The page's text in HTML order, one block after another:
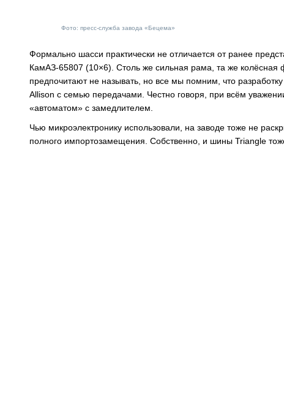
Фото: пресс-служба завода «Бецема»
Формально шасси практически не отличается от ранее
КамАЗ-65807 (10×6). Столь же сильная рама, та же
предпочитают не называть, но все мы помним, что
Allison с семью передачами. Честно говоря, при всём
«автоматом» с замедлителем.
Чью микроэлектронику использовали, на заводе тоже не
полного импортозамещения. Собственно, и шины Triangle